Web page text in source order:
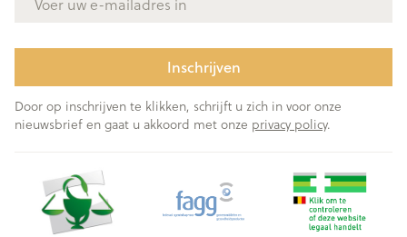
Inschrijven
Door op inschrijven te klikken, schrijft u zich in voor onze
nieuwsbrief en gaat u akkoord met onze privacy policy.